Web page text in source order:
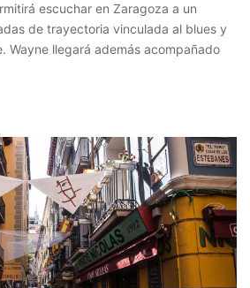
escuchar en Zaragoza a un
de trayectoria vinculada al blues y
Wayne llegará además acompañado